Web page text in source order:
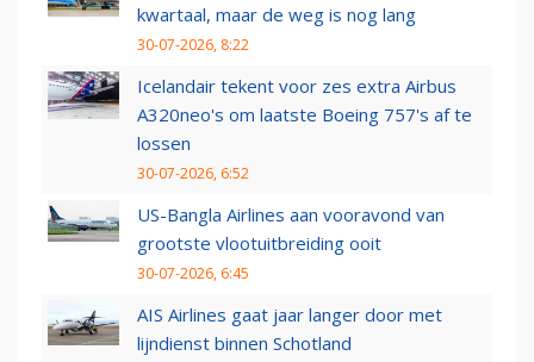
kwartaal, maar de weg is nog lang
30-07-2026, 8:22
Icelandair tekent voor zes extra Airbus
A320neo's om laatste Boeing 757's af te
lossen
30-07-2026, 6:52
US-Bangla Airlines aan vooravond van
grootste vlootuitbreiding ooit
30-07-2026, 6:45
AIS Airlines gaat jaar langer door met
lijndienst binnen Schotland